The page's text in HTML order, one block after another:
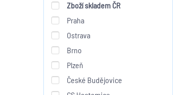
Zboží skladem ČR
Praha
Ostrava
Brno
Plzeň
České Budějovice